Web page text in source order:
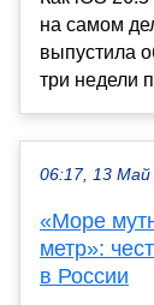
на самом
выпустила
три недели
06:17, 13 Май
«Море
метр»:
в России